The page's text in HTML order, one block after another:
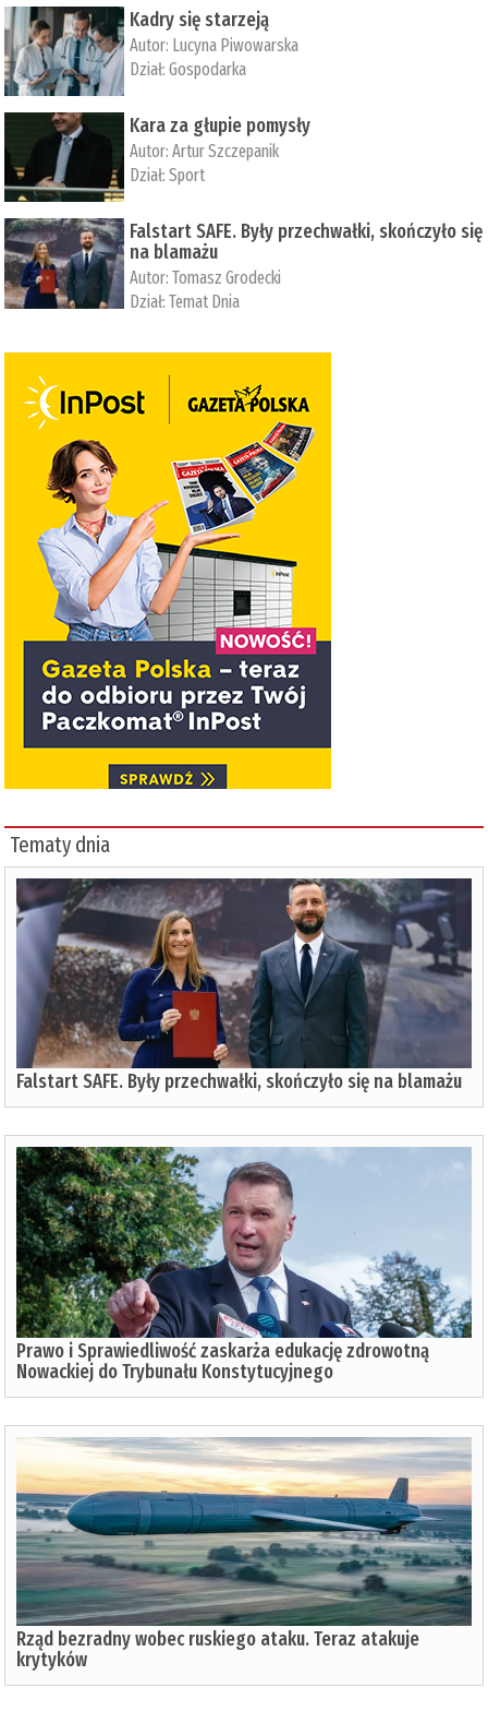
Kadry się starzeją
Autor: Lucyna Piwowarska
Dział:Gospodarka
Kara za głupie pomysły
Autor:Artur Szczepanik
Dział:Sport
Falstart SAFE. Były przechwałki, skończyło się
na blamażu
Autor:Tomasz Grodecki
Dział:Temat Dnia
Tematy dnia
Falstart SAFE. Były przechwałki, skończyło się na blamażu
Prawo i Sprawiedliwość zaskarża edukację zdrowotną
Nowackiej do Trybunału Konstytucyjnego
Rząd bezradny wobec ruskiego ataku. Teraz atakuje
krytyków